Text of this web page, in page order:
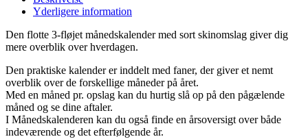
Yderligere information
Den flotte 3-fløjet månedskalender med sort skinomslag giver dig
mere overblik over hverdagen.
Den praktiske kalender er inddelt med faner, der giver et nemt
overblik over de forskellige måneder på året.
Med en måned pr. opslag kan du hurtig slå op på den pågælende
måned og se dine aftaler.
I Månedskalenderen kan du også finde en årsoversigt over både
indeværende og det efterfølgende år.